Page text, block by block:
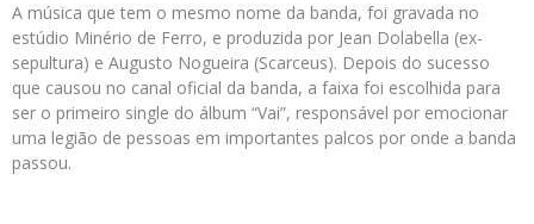
A música que tem o mesmo nome da banda, foi gravada no
estúdio Minério de Ferro, e produzida por Jean Dolabella (ex-
sepultura) e Augusto Nogueira (Scarceus). Depois do sucesso
que causou no canal oficial da banda, a faixa foi escolhida para
ser o primeiro single do álbum “Vai”, responsável por emocionar
uma legião de pessoas em importantes palcos por onde a banda
passou.